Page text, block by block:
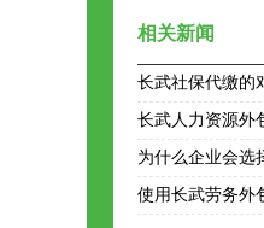
相关新闻
长武社保代缴的
长武人力资源外
为什么企业会选
使用长武劳务外